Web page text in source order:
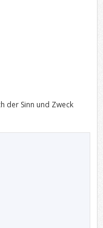
der Sinn und Zweck